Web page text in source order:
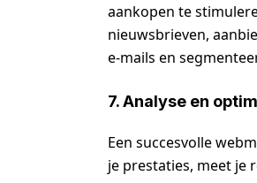
aankopen te
nieuwsbrieven,
e-mails en
7. Analyse en
Een succesvolle
je prestaties, meet je